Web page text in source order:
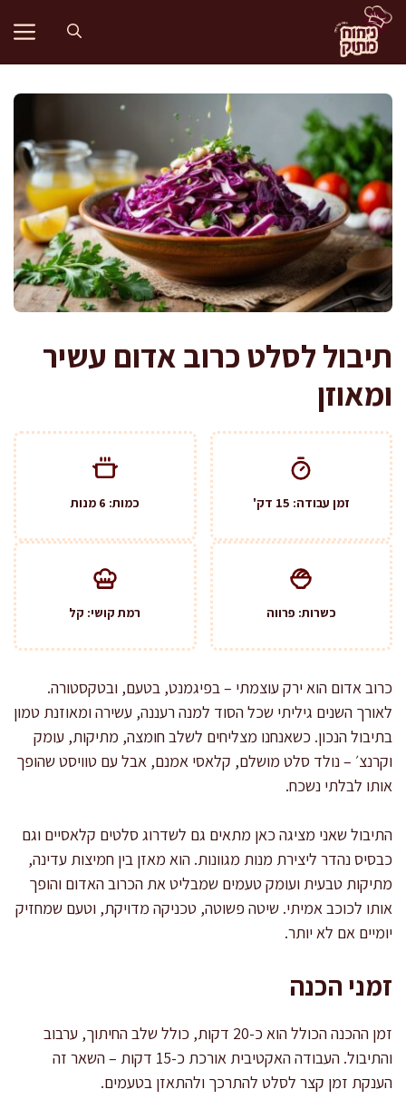
לדלג
לתוכן
תיבול לסלט כרוב אדום עשיר
ומאוזן
זמן עבודה: 15 דק' כמות: 6 מנות
כשרות: פרווה רמת קושי: קל
כרוב אדום הוא ירק עוצמתי – בפיגמנט, בטעם, ובטקסטורה.
לאורך השנים גיליתי שכל הסוד למנה רעננה, עשירה ומאוזנת טמון
בתיבול הנכון. כשאנחנו מצליחים לשלב חומצה, מתיקות, עומק
וקרנצ׳ – נולד סלט מושלם, קלאסי אמנם, אבל עם טוויסט שהופך
אותו לבלתי נשכח.
התיבול שאני מציגה כאן מתאים גם לשדרוג סלטים קלאסיים וגם
כבסיס נהדר ליצירת מנות מגוונות. הוא מאזן בין חמיצות עדינה,
מתיקות טבעית ועומק טעמים שמבליט את הכרוב האדום והופך
אותו לכוכב אמיתי. שיטה פשוטה, טכניקה מדויקת, וטעם שמחזיק
יומיים אם לא יותר.
זמני הכנה
זמן ההכנה הכולל הוא כ-20 דקות, כולל שלב החיתוך, ערבוב
והתיבול. העבודה האקטיבית אורכת כ-15 דקות – השאר זה
הענקת זמן קצר לסלט להתרכך ולהתאזן בטעמים.